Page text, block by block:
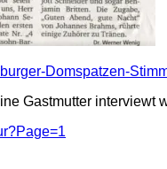
Domspatzen-
Gastmutter interviewt